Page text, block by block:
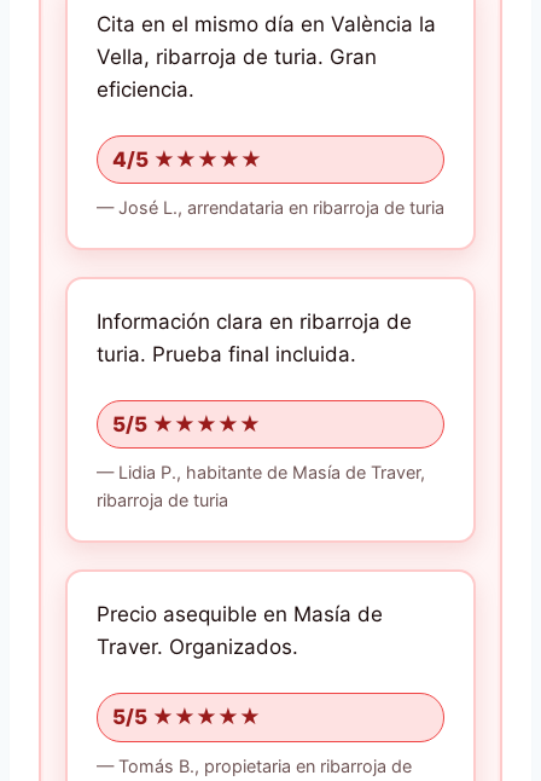
4/5 ★★★★★
Cita en el mismo día en València la
Vella, ribarroja de turia. Gran
eficiencia.
—José L., arrendataria en ribarroja de turia
5/5 ★★★★★
Información clara en ribarroja de
turia. Prueba final incluida.
—Lidia P., habitante de Masía de Traver,
ribarroja de turia
5/5 ★★★★★
Precio asequible en Masía de
Traver. Organizados.
—Tomás B., propietaria en ribarroja de